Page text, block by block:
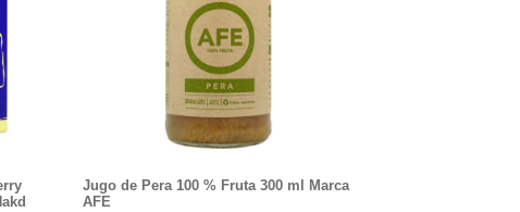
Jugo de Pera 100 % Fruta 300 ml Marca
AFE